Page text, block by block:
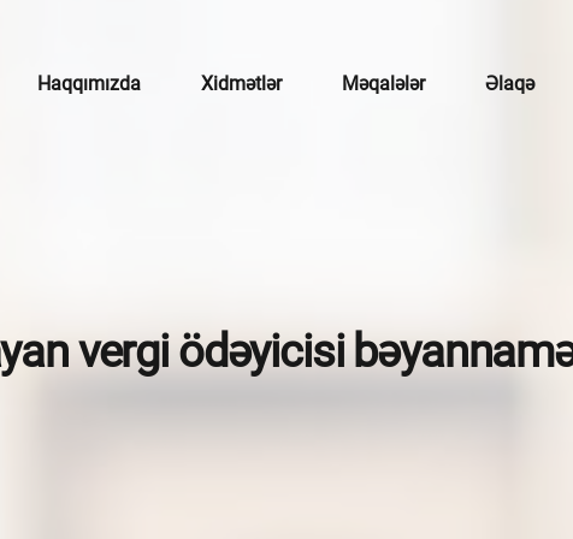
Haqqımızda Xidmətlər Məqalələr Əlaqə
vergi ödəyicisi